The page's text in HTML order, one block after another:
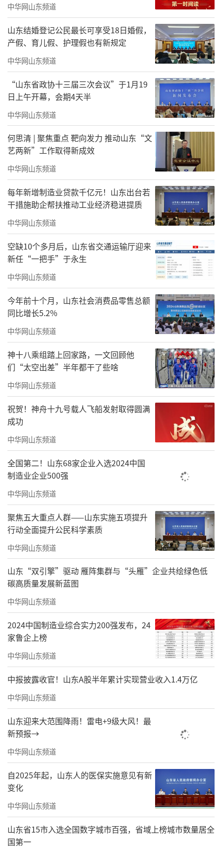
功博士介绍了中医药学院目前的教学与科研概
况，着重阐述了在专业课程设置、实践教学开
展以及学生培养成果等方面的情况。同时，张
功院长也表达了对未来与附属医院深入合作的
期待，希望借助特聘教授们的力量，进一步加
强学院在学科建设、教材编写、实践基地拓展
等方面的工作，尤其是在传承与创新中医药经
典理论和特色技术上取得新进展，为培养更多
优秀的中医药人才而努力。
刘晓臣院长做总结讲话，他首先代表王力
一董事长向各位领导专家的到来表示热烈的欢
迎，向山东中医药大学和附属医院多年来对山
东力明科技职业学院
工作的帮助与支持表示衷
心的感谢。随后详细介绍了山东力明科技职业
学院在药学专业学科建设、人才培养体系以及
实践教学基地等方面的成果与规划。他指出，1
1名博士专家的到来将在学院教育教学中引入前
沿知识与先进方法，不断提升教学质量；于实
习实训环节提供专业指导，增强学生实践能
力；在产教融合方面搭建桥梁，促进学院与行
业深度对接。这一举措极大地提升了学院师资
队伍建设水平，为专业发展注入强大动力。
此次交流合作对未来双方在人才培养、学
术研究、社会服务等领域的协同发展提出了展
望，坚信通过紧密合作，山东力明科技职业学
院将在中医药教育事业上实现新的跨越，为中
医药行业发展贡献更多力量。
中华网山东频道
山东结婚登记公民最长可享受18日婚假，
产假、育儿假、护理假也有新规定
中华网山东频道
“山东省政协十三届三次会议”于1月19
日上午开幕，会期4天半
中华网山东频道
何思清 | 聚焦重点 靶向发力 推动山东“文
艺两新”工作取得新成效
中华网山东频道
每年新增制造业贷款千亿元！山东出台若
干措施助企帮扶推动工业经济稳进提质
中华网山东频道
空缺10个多月后，山东省交通运输厅迎来
新任“一把手”于永生
中华网山东频道
今年前十个月，山东社会消费品零售总额
同比增长5.2%
中华网山东频道
神十八乘组踏上回家路，一文回顾他
们“太空出差”半年都干了些啥
中华网山东频道
祝贺！神舟十九号载人飞船发射取得圆满
成功
中华网山东频道
全国第二！山东68家企业入选2024中国
制造业企业500强
中华网山东频道
聚焦五大重点人群——山东实施五项提升
行动全面提升公民科学素质
中华网山东频道
山东“双引擎”驱动 雁阵集群与“头雁”企业共绘绿色低
碳高质量发展新蓝图
中华网山东频道
2024中国制造业综合实力200强发布，24
家鲁企上榜
中华网山东频道
中报披露收官！山东A股半年累计实现营业收入1.4万亿
中华网山东频道
山东迎来大范围降雨！雷电+9级大风！最
新预报→
中华网山东频道
自2025年起，山东人的医保实施意见有新
变化
中华网山东频道
山东省15市入选全国数字城市百强，省域上榜城市数量居全
国第一